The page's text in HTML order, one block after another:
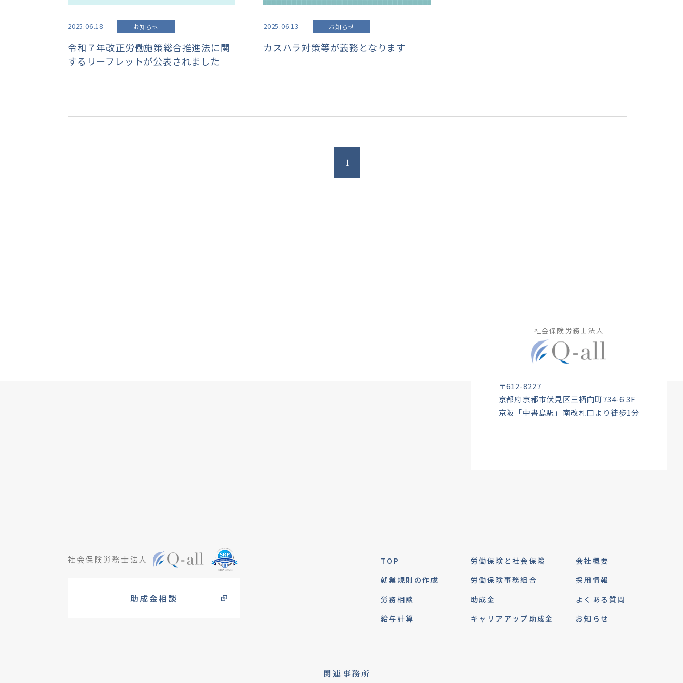
2025.06.18 お知らせ
令和７年改正労働施策総合推進法に関
するリーフレットが公表されました
2025.06.13 お知らせ
カスハラ対策等が義務となります
1
社会保険労務士法人
〒612-8227
京都府京都市伏見区三栖向町734-6 3F
京阪「中書島駅」南改札口より徒歩1分
社会保険労務士法人
助成金相談
TOP
就業規則の作成
労務相談
給与計算
労働保険と社会保険
労働保険事務組合
助成金
キャリアアップ助成金
会社概要
採用情報
よくある質問
お知らせ
関連事務所